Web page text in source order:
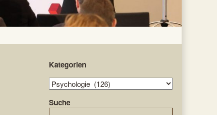
Primary
Sidebar
Kategorien
Kategorien
Suche